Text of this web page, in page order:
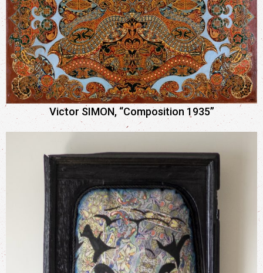
Victor SIMON, “Composition 1935”